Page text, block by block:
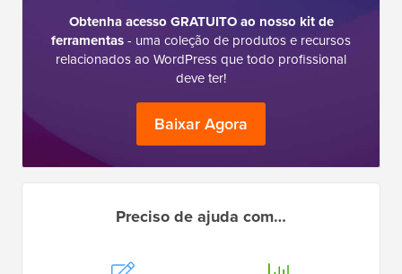
Obtenha acesso GRATUITO ao nosso kit de
ferramentas- uma coleção de produtos e recursos
relacionados ao WordPress que todo profissional
deve ter!
Baixar Agora
Preciso de ajuda com…